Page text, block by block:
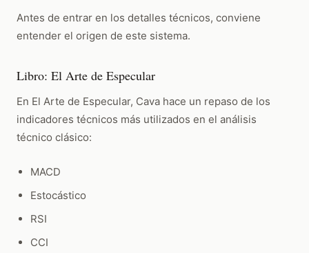
Antes de entrar en los detalles técnicos, conviene
entender el origen de este sistema.
Libro: El Arte de Especular
En El Arte de Especular, Cava hace un repaso de los
indicadores técnicos más utilizados en el análisis
técnico clásico:
MACD
Estocástico
RSI
CCI